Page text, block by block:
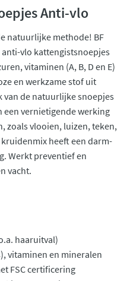
Anti-vlo
natuurlijke methode! BF
vlo kattengistsnoepjes
vitaminen (A, B, D en E)
en werkzame stof uit
de natuurlijke snoepjes
een vernietigende werking
zoals vlooien, luizen, teken,
heeft een darm-
Werkt preventief en
vacht.
haaruitval)
vitaminen en mineralen
FSC certificering